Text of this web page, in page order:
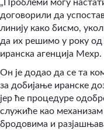
„Проблеми могу
договорили да
линију како бисмо,
да их решимо у року од
иранска агенција Мехр.
Он је додао да се та
за добијање иранске
јер ће процедуре
служиће као
бродовима и